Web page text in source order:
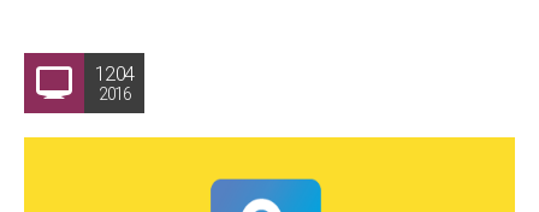
12.04
2016